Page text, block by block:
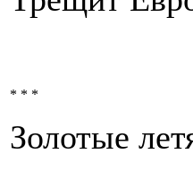
* * *
Золотые